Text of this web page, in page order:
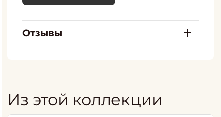
Отзывы
Из этой коллекции